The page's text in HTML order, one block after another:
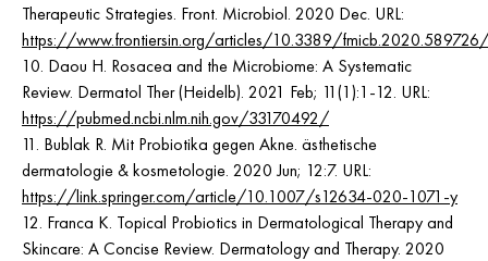
Therapeutic Strategies. Front. Microbiol. 2020 Dec. URL:
https://www.frontiersin.org/articles/10.3389/
10. Daou H. Rosacea and the Microbiome: A Systematic
Review. Dermatol Ther (Heidelb). 2021 Feb; 11(1):1-12. URL:
https://pubmed.ncbi.nlm.nih.gov/33170492/
11. Bublak R. Mit Probiotika gegen Akne. ästhetische
dermatologie & kosmetologie. 2020 Jun; 12:7. URL:
https://link.springer.com/article/10.1007/s12634-020-1071-y
12. Franca K. Topical Probiotics in Dermatological Therapy and
Skincare: A Concise Review. Dermatology and Therapy. 2020